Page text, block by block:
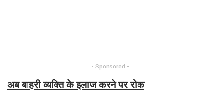
- Sponsored -
अब बाहरी व्यक्ति के इलाज करने पर रोक